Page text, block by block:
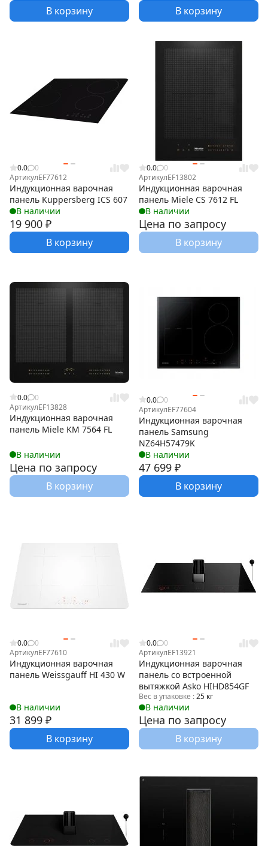
В корзину В корзину
0.0
0
АртикулEF77612
Индукционная варочная
панель Kuppersberg ICS 607
В наличии
19 900 ₽
В корзину
0.0
0
АртикулEF13802
Индукционная варочная
панель Miele CS 7612 FL
В наличии
Цена по запросу
В корзину
0.0
0
АртикулEF13828
Индукционная варочная
панель Miele KM 7564 FL
В наличии
Цена по запросу
В корзину
0.0
0
АртикулEF77604
Индукционная варочная
панель Samsung
NZ64H57479K
В наличии
47 699 ₽
В корзину
0.0
0
АртикулEF77610
Индукционная варочная
панель Weissgauff HI 430 W
В наличии
31 899 ₽
В корзину
0.0
0
АртикулEF13921
Индукционная варочная
панель со встроенной
вытяжкой Asko HIHD854GF
Вес в упаковке :25 кг
В наличии
Цена по запросу
В корзину